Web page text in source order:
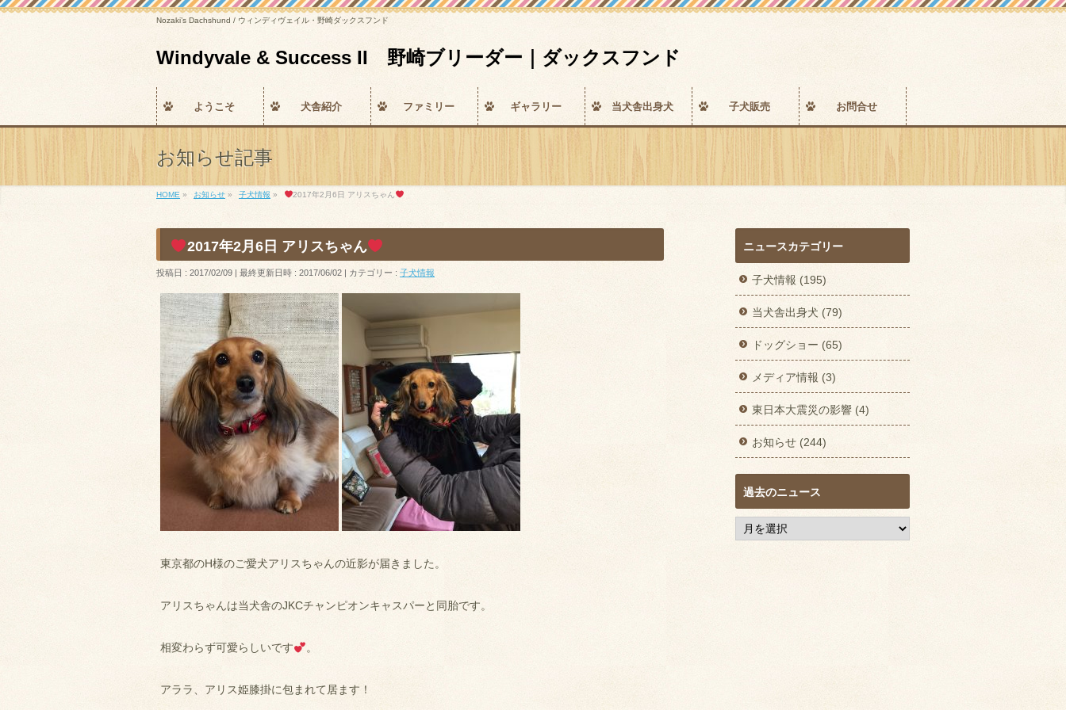
Nozaki’s Dachshund / ウィンディヴェイル・野崎ダックスフンド
Windyvale & Success II 野崎ブリーダー｜ダックスフンド
ようこそ 犬舎紹介 ファミリー ギャラリー 当犬舎出身犬 子犬販売 お問合せ
お知らせ記事
HOME » お知らせ » 子犬情報 » 2017年2月6日 アリスちゃん
2017年2月6日 アリスちゃん
投稿日 : 2017/02/09 最終更新日時 : 2017/06/02 カテゴリー : 子犬情報
東京都のH様のご愛犬アリスちゃんの近影が届きました。
アリスちゃんは当犬舎のJKCチャンピオンキャスパーと同胎です。
相変わらず可愛らしいです 。
アララ、アリス姫膝掛に包まれて居ます！
ニュースカテゴリー
子犬情報 (195)
当犬舎出身犬 (79)
ドッグショー (65)
メディア情報 (3)
東日本大震災の影響 (4)
お知らせ (244)
過去のニュース
過
去